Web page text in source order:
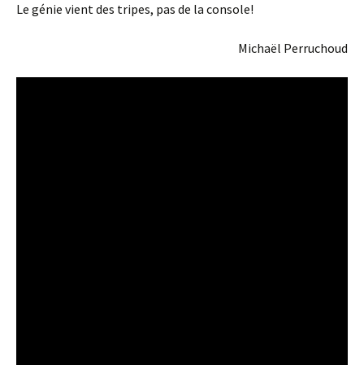
Le génie vient des tripes, pas de la console!
Michaël Perruchoud